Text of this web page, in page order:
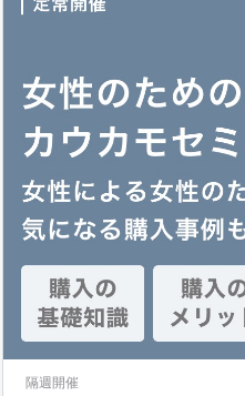
隔週開催